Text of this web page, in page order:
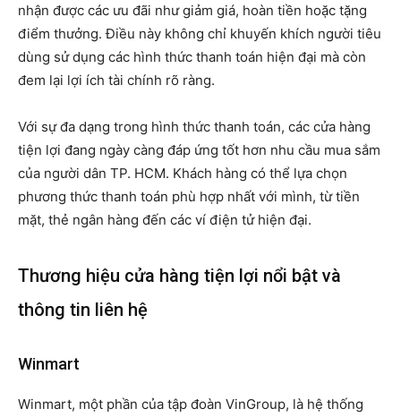
nhận được các ưu đãi như giảm giá, hoàn tiền hoặc tặng
điểm thưởng. Điều này không chỉ khuyến khích người tiêu
dùng sử dụng các hình thức thanh toán hiện đại mà còn
đem lại lợi ích tài chính rõ ràng.
Với sự đa dạng trong hình thức thanh toán, các cửa hàng
tiện lợi đang ngày càng đáp ứng tốt hơn nhu cầu mua sắm
của người dân TP. HCM. Khách hàng có thể lựa chọn
phương thức thanh toán phù hợp nhất với mình, từ tiền
mặt, thẻ ngân hàng đến các ví điện tử hiện đại.
Thương hiệu cửa hàng tiện lợi nổi bật và
thông tin liên hệ
Winmart
Winmart, một phần của tập đoàn VinGroup, là hệ thống